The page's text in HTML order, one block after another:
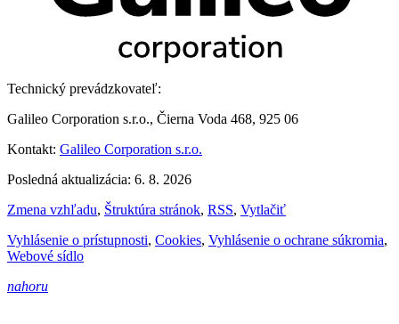
Technický prevádzkovateľ:
Galileo Corporation s.r.o., Čierna Voda 468, 925 06
Kontakt: Galileo Corporation s.r.o.
Posledná aktualizácia: 6. 8. 2026
Zmena vzhľadu, Štruktúra stránok, RSS, Vytlačiť
Vyhlásenie o prístupnosti, Cookies, Vyhlásenie o ochrane súkromia,
Webové sídlo
nahoru